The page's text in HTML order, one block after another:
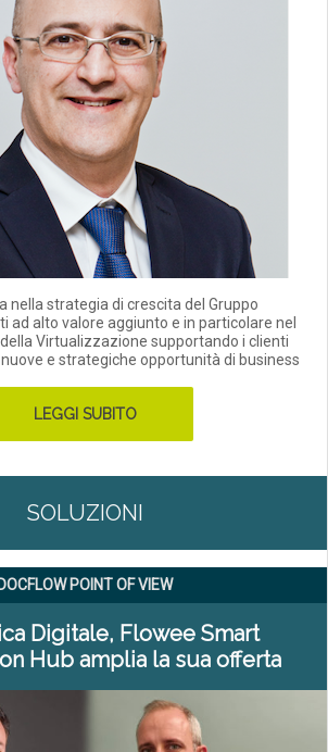
nella strategia di crescita del Gruppo
ad alto valore aggiunto e in particolare nel
Virtualizzazione supportando i clienti
e strategiche opportunità di business
LEGGI SUBITO
SOLUZIONI
DOCFLOW POINT OF VIEW
Digitale, Flowee Smart
Hub amplia la sua offerta